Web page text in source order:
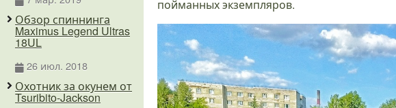
пойманных экземпляров.
Обзор спиннинга
Maximus Legend Ultras
18UL
26 июл. 2018
Охотник за окунем от
Tsuribito-Jackson